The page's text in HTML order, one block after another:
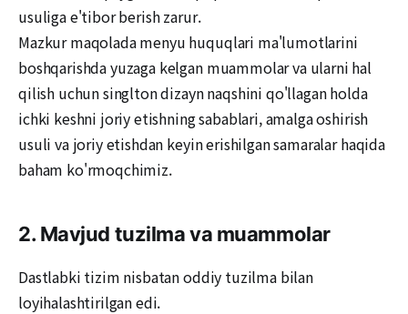
usuliga e'tibor berish zarur.
Mazkur maqolada menyu huquqlari ma'lumotlarini
boshqarishda yuzaga kelgan muammolar va ularni hal
qilish uchun singlton dizayn naqshini qo'llagan holda
ichki keshni joriy etishning sabablari, amalga oshirish
usuli va joriy etishdan keyin erishilgan samaralar haqida
baham ko'rmoqchimiz.
2. Mavjud tuzilma va muammolar
Dastlabki tizim nisbatan oddiy tuzilma bilan
loyihalashtirilgan edi.